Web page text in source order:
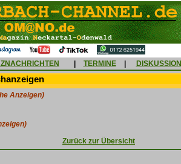
TERMINE DISKUSSION
Anzeigen)
Zurück zur Übersicht